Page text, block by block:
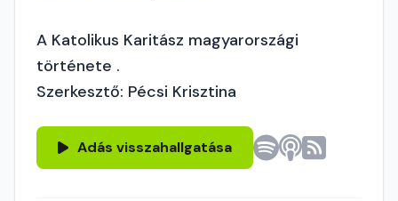
A Katolikus Karitász magyarországi
története .
Szerkesztő: Pécsi Krisztina
Adás visszahallgatása